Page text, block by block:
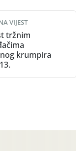
VIJEST
tržnim
krumpira